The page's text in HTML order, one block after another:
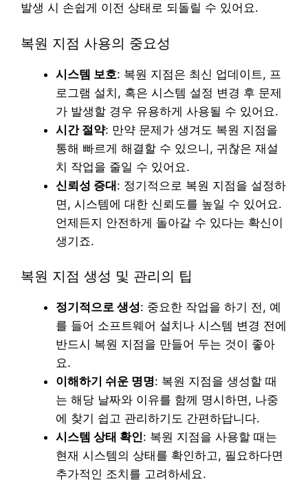
발생 시 손쉽게 이전 상태로 되돌릴 수 있어요.
복원 지점 사용의 중요성
시스템 보호: 복원 지점은 최신 업데이트, 프
로그램 설치, 혹은 시스템 설정 변경 후 문제
가 발생할 경우 유용하게 사용될 수 있어요.
시간 절약: 만약 문제가 생겨도 복원 지점을
통해 빠르게 해결할 수 있으니, 귀찮은 재설
치 작업을 줄일 수 있어요.
신뢰성 증대: 정기적으로 복원 지점을 설정하
면, 시스템에 대한 신뢰도를 높일 수 있어요.
언제든지 안전하게 돌아갈 수 있다는 확신이
생기죠.
복원 지점 생성 및 관리의 팁
정기적으로 생성: 중요한 작업을 하기 전, 예
를 들어 소프트웨어 설치나 시스템 변경 전에
반드시 복원 지점을 만들어 두는 것이 좋아
요.
이해하기 쉬운 명명: 복원 지점을 생성할 때
는 해당 날짜와 이유를 함께 명시하면, 나중
에 찾기 쉽고 관리하기도 간편하답니다.
시스템 상태 확인: 복원 지점을 사용할 때는
현재 시스템의 상태를 확인하고, 필요하다면
추가적인 조치를 고려하세요.